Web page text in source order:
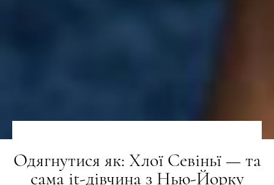
Одягнутися як: Хлої Севіньї — та
сама it-дівчина з Нью-Йорку